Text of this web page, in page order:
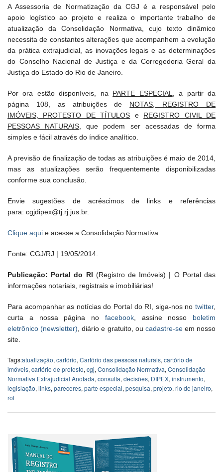
A Assessoria de Normatização da CGJ é a responsável pelo
apoio logístico ao projeto e realiza o importante trabalho de
atualização da Consolidação Normativa, cujo texto dinâmico
necessita de constantes alterações que acompanhem a evolução
da prática extrajudicial, as inovações legais e as determinações
do Conselho Nacional de Justiça e da Corregedoria Geral da
Justiça do Estado do Rio de Janeiro.
Por ora estão disponíveis, na PARTE ESPECIAL
, a partir da
página 108, as atribuições de NOTAS, REGISTRO DE
IMÓVEIS, PROTESTO DE TÍTULOS e REGISTRO CIVIL DE
PESSOAS NATURAIS , que podem ser acessadas de forma
simples e fácil através do índice analítico.
A previsão de finalização de todas as atribuições é maio de 2014,
mas as atualizações serão frequentemente disponibilizadas
conforme sua conclusão.
Envie sugestões de acréscimos de links e referências
para: cgjdipex@tj.rj.jus.br.
Clique aqui e acesse a Consolidação Normativa.
Fonte: CGJ/RJ | 19/05/2014.
Publicação: Portal do RI (Registro de Imóveis) | O Portal das
informações notariais, registrais e imobiliárias!
Para acompanhar as notícias do Portal do RI, siga-nos no twitter,
curta a nossa página no facebook, assine nosso boletim
eletrônico (newsletter) , diário e gratuito, ou cadastre-seem nosso
site.
Tags:atualização, cartório, Cartório das pessoas naturais, cartório de
imóveis, cartório de protesto, cgj, Consolidação Normativa, Consolidação
Normativa Extrajudicial Anotada, consulta, decisões, DIPEX, instrumento,
legislação, links, pareceres, parte especial, pesquisa, projeto, rio de janeiro,
rol